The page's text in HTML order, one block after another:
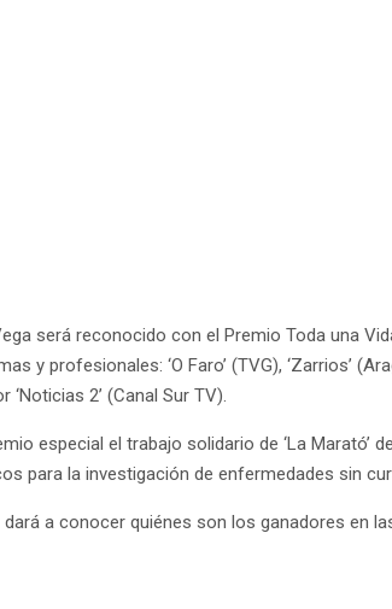
será reconocido con el Premio Toda una
profesionales: ‘O Faro’ (TVG), ‘Zarrios’
‘Noticias 2’ (Canal Sur TV).
especial el trabajo solidario de ‘La Marató’
para la investigación de enfermedades sin
a conocer quiénes son los ganadores en